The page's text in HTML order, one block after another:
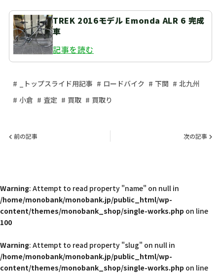
TREK 2016モデル Emonda ALR 6 完成
車
記事を読む
_トップスライド用記事 ロードバイク 下関
北九州
小倉
査定 買取 買取り
前の記事 次の記事
Warning: Attempt to read property "name" on null in
/home/monobank/monobank.jp/public_html/wp-
content/themes/monobank_shop/single-works.php on line
100
Warning: Attempt to read property "slug" on null in
/home/monobank/monobank.jp/public_html/wp-
content/themes/monobank_shop/single-works.php on line